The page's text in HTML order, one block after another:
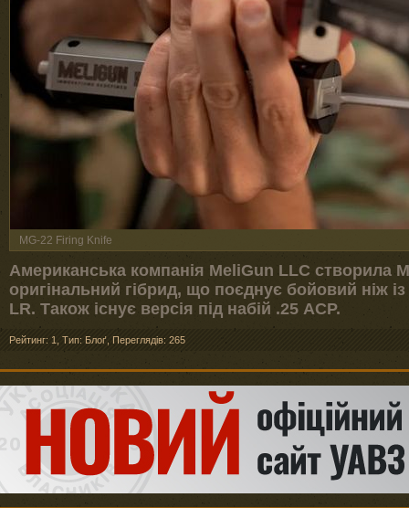
MG-22 Firing Knife
Американська компанія MeliGun LLC створила
оригінальний гібрид, що поєднує бойовий ніж
LR. Також існує версія під набій .25 ACP.
Рейтинг: 1 Тип: Блоґ Переглядів: 265